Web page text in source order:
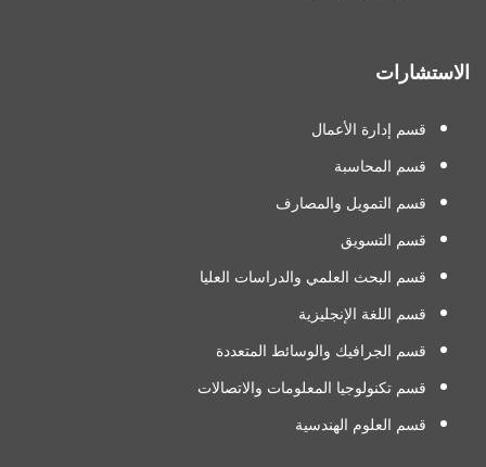
الاستشارات
قسم إدارة الأعمال
قسم المحاسبة
قسم التمويل والمصارف
قسم التسويق
قسم البحث العلمي والدراسات العليا
قسم اللغة الإنجليزية
قسم الجرافيك والوسائط المتعددة
قسم تكنولوجيا المعلومات والاتصالات
قسم العلوم الهندسية